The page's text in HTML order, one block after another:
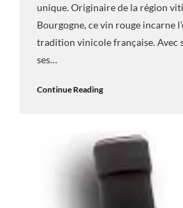
unique. Originaire de la région
Bourgogne, ce vin rouge incarne
tradition vinicole française. Avec
ses…
Continue Reading